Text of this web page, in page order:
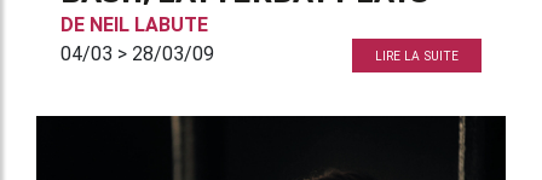
DE NEIL LABUTE
04/03 > 28/03/09
LIRE LA SUITE